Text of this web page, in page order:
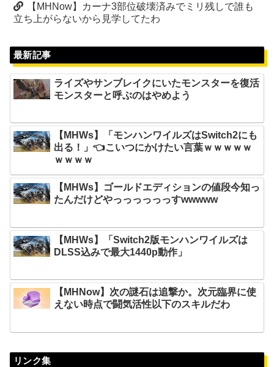
【MHNow】カーナ3部位破壊済みでミリ残しで誰も
立ち上がらないから見学してたわ
最新記事
ライズやサンブレイクにいたモンスターを復活
モンスターと呼ぶのはやめよう
【MHWs】「モンハンワイルズはSwitch2にも
出る！」👈こいつにかけたい言葉ｗｗｗｗｗ
ｗｗｗｗ
【MHWs】ゴールドエディションの値段今知っ
たんだけどやっっっっっっすwwwww
【MHWs】「Switch2版モンハンワイルズは
DLSS込みで最大1440p動作」
【MHNow】次の謎石は追撃か。次元臨界に使
えない時点で闘気活性以下のスキルだわ
リンク集